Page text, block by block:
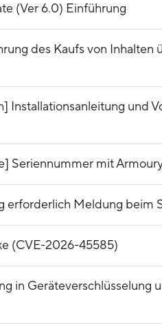
(Ver 6.0) Einführung
des Kaufs von Inhalten
Installationsanleitung und
Seriennummer mit
erforderlich Meldung beim
(CVE-2026-45585)
in Geräteverschlüsselung